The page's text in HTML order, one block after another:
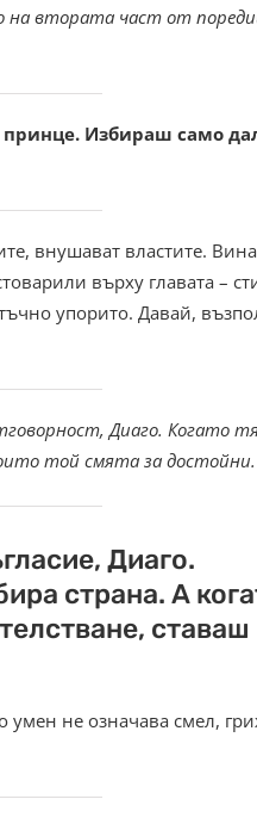
на втората част от
Избираш само
внушават властите.
върху главата –
упорито. Давай,
Диаго. Когато тя
той смята за достойни.
Диаго.
страна. А
ставаш
умен не означава смел,